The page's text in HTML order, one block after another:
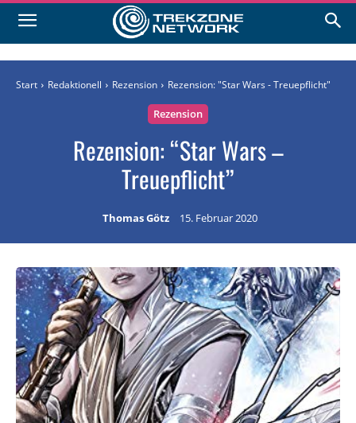
Start Redaktionell Rezension Rezension: "Star Wars - Treuepflicht"
Rezension
Rezension: “Star Wars –
Treuepflicht”
Thomas Götz 15. Februar 2020